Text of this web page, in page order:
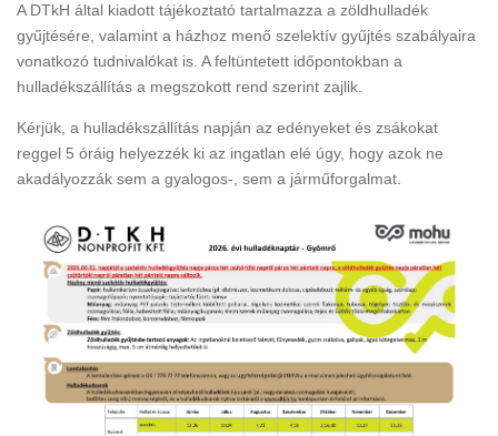
A DTkH által kiadott tájékoztató tartalmazza a zöldhulladék
gyűjtésére, valamint a házhoz menő szelektív gyűjtés szabályaira
vonatkozó tudnivalókat is. A feltüntetett időpontokban a
hulladékszállítás a megszokott rend szerint zajlik.
Kérjük, a hulladékszállítás napján az edényeket és zsákokat
reggel 5 óráig helyezzék ki az ingatlan elé úgy, hogy azok ne
akadályozzák sem a gyalogos-, sem a járműforgalmat.